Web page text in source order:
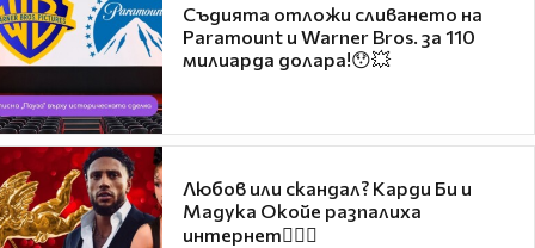
Съдията отложи сливането на
Paramount и Warner Bros. за 110
милиарда долара!😯💥
Любов или скандал? Карди Би и
Мадука Окойе разпалиха
интернет❤️‍🔥🔥